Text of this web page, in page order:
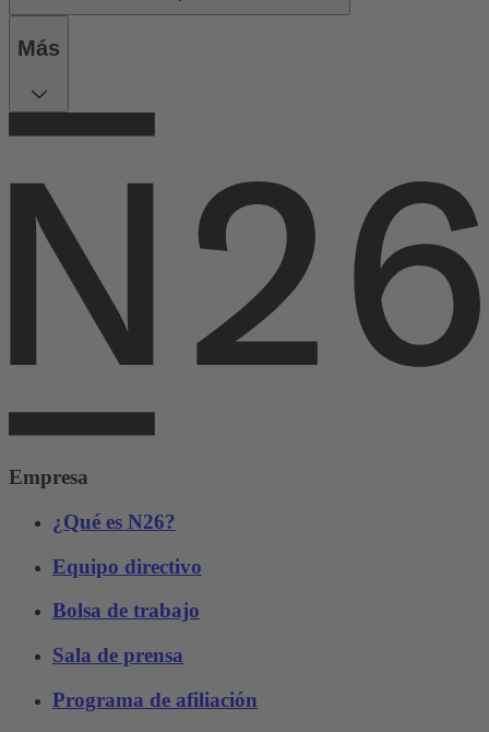
Más
Empresa
¿Qué es N26?
Equipo directivo
Bolsa de trabajo
Sala de prensa
Programa de afiliación